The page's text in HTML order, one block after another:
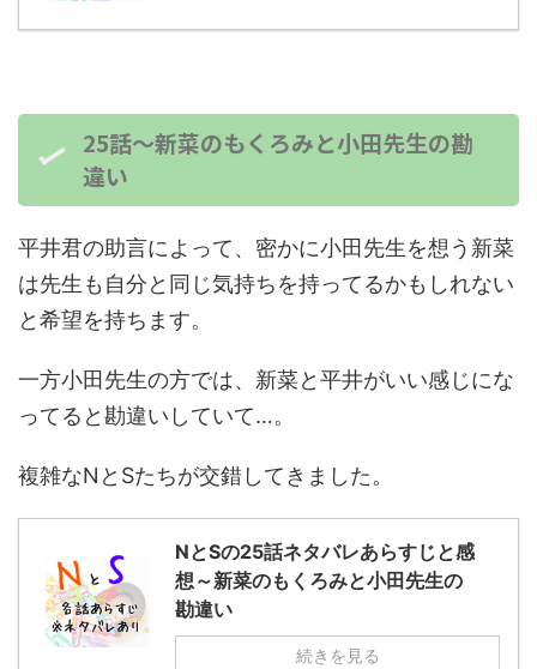
25話～新菜のもくろみと小田先生の勘
違い
平井君の助言によって、密かに小田先生を想う新菜
は先生も自分と同じ気持ちを持ってるかもしれない
と希望を持ちます。
一方小田先生の方では、新菜と平井がいい感じにな
ってると勘違いしていて…。
複雑なNとSたちが交錯してきました。
NとSの25話ネタバレあらすじと感
想～新菜のもくろみと小田先生の
勘違い
続きを見る